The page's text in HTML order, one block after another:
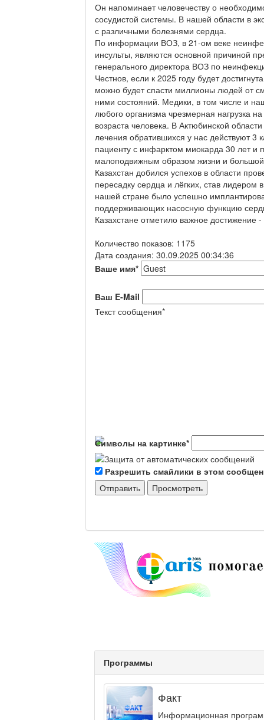
Он напоминает человечеству о
сосудистой системы. В нашей области в
с различными болезнями сердца.
По информации ВОЗ, в 21-ом веке
инсульты, являются основной причиной
генерального директора ВОЗ по
Честнов, если к 2025 году будет
можно будет спасти миллионы людей от
ними состояний. Медики, в том числе и
любого организма чрезмерная нагрузка
возраста человека. В Актюбинской
лечения обратившихся у нас действуют
пациенту с инфарктом миокарда 30 лет
малоподвижным образом жизни и большой
Казахстан добился успехов в области
пересадку сердца и лёгких, став лидером
нашей стране было успешно
поддерживающих насосную функцию
Казахстане отметило важное
Количество показов: 1175
Дата создания: 30.09.2025 00:34:36
Ваше имя*
Ваш E-Mail
Текст сообщения*
Символы на картинке*
Разрешить смайлики в этом
Программы
Факт
Информационная